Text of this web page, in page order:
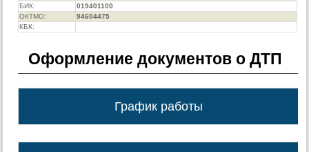
БИК:
019401100
ОКТМО:
94604475
КБК:
Оформление документов о ДТП
График работы